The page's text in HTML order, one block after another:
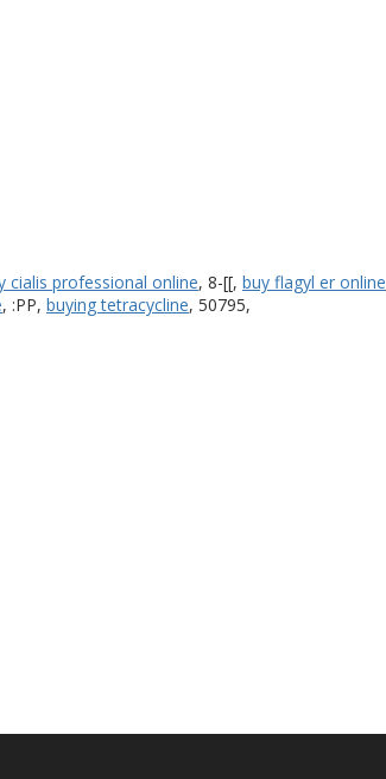
cialis professional online, 8-[[, buy flagyl er online
, :PP, buying tetracycline, 50795,